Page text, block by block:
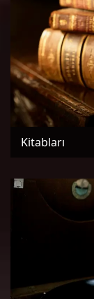
Kitabları